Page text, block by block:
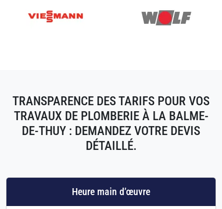
TRANSPARENCE DES TARIFS POUR VOS
TRAVAUX DE PLOMBERIE À LA BALME-
DE-THUY : DEMANDEZ VOTRE DEVIS
DÉTAILLÉ.
Heure main d’œuvre